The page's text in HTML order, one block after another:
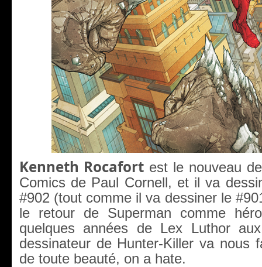
Kenneth Rocafort est le nouveau
Comics de Paul Cornell, et il va
#902 (tout comme il va dessiner le
le retour de Superman comme
quelques années de Lex Luthor
dessinateur de Hunter-Killer va nous
de toute beauté, on a hate.